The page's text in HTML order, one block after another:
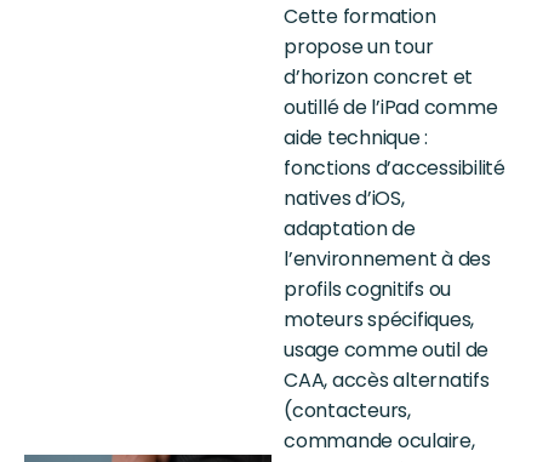
Cette formation
propose un tour
d’horizon concret et
outillé de l’iPadcomme
aide technique :
fonctions d’accessibilité
natives d’iOS,
adaptation de
l’environnement à des
profils cognitifs ou
moteurs spécifiques,
usage comme outil de
CAA, accès alternatifs
(contacteurs,
commande oculaire,